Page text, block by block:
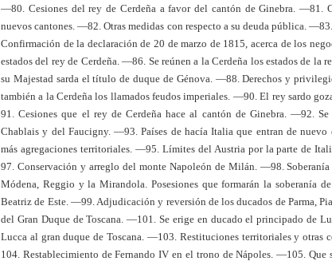
—80. Cesiones del rey de Cerdeña a favor del cantón de Ginebra. —81.
nuevos cantones. —82. Otras medidas con respecto a su deuda pública.
Confirmación de la declaración de 20 de marzo de 1815, acerca de los
estados del rey de Cerdeña. —86. Se reúnen a la Cerdeña los estados de la
su Majestad sarda el título de duque de Génova. —88. Derechos y
también a la Cerdeña los llamados feudos imperiales. —90. El rey sardo
91. Cesiones que el rey de Cerdeña hace al cantón de Ginebra. —92.
Chablais y del Faucigny. —93. Países de hacía Italia que entran de
más agregaciones territoriales. —95. Límites del Austria por la parte de
97. Conservación y arreglo del monte Napoleón de Milán. —98. Soberanía
Módena, Reggio y la Mirandola. Posesiones que formarán la soberanía
Beatriz de Este. —99. Adjudicación y reversión de los ducados de Parma,
del Gran Duque de Toscana. —101. Se erige en ducado el principado de
Lucca al gran duque de Toscana. —103. Restituciones territoriales y otras
104. Restablecimiento de Fernando IV en el trono de Nápoles. —105. Que